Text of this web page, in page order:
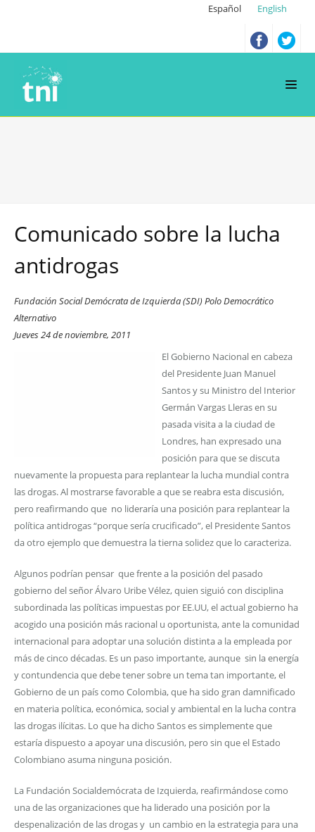
Español English
Comunicado sobre la lucha
antidrogas
Fundación Social Demócrata de Izquierda (SDI) Polo Democrático
Alternativo
Jueves 24 de noviembre, 2011
El Gobierno Nacional en cabeza
del Presidente Juan Manuel
Santos y su Ministro del Interior
Germán Vargas Lleras en su
pasada visita a la ciudad de
Londres, han expresado una
posición para que se discuta
nuevamente la propuesta para replantear la lucha mundial contra
las drogas. Al mostrarse favorable a que se reabra esta discusión,
pero reafirmando que no lideraría una posición para replantear la
política antidrogas “porque sería crucificado”, el Presidente Santos
da otro ejemplo que demuestra la tierna solidez que lo caracteriza.
Algunos podrían pensar que frente a la posición del pasado
gobierno del señor Álvaro Uribe Vélez, quien siguió con disciplina
subordinada las políticas impuestas por EE.UU, el actual gobierno ha
acogido una posición más racional u oportunista, ante la comunidad
internacional para adoptar una solución distinta a la empleada por
más de cinco décadas. Es un paso importante, aunque sin la energía
y contundencia que debe tener sobre un tema tan importante, el
Gobierno de un país como Colombia, que ha sido gran damnificado
en materia política, económica, social y ambiental en la lucha contra
las drogas ilícitas. Lo que ha dicho Santos es simplemente que
estaría dispuesto a apoyar una discusión, pero sin que el Estado
Colombiano asuma ninguna posición.
La Fundación Socialdemócrata de Izquierda, reafirmándose como
una de las organizaciones que ha liderado una posición por la
despenalización de las drogas y un cambio en la estrategia para una